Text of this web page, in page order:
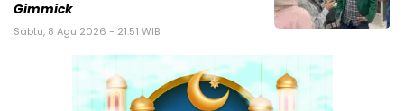
Gimmick
Sabtu, 8 Agu 2026 - 21:51 WIB